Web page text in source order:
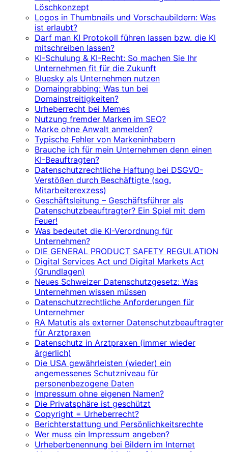
Löschkonzept
Logos in Thumbnails und Vorschaubildern: Was
ist erlaubt?
Darf man KI Protokoll führen lassen bzw. die KI
mitschreiben lassen?
KI-Schulung & KI-Recht: So machen Sie Ihr
Unternehmen fit für die Zukunft
Bluesky als Unternehmen nutzen
Domaingrabbing: Was tun bei
Domainstreitigkeiten?
Urheberrecht bei Memes
Nutzung fremder Marken im SEO?
Marke ohne Anwalt anmelden?
Typische Fehler von Markeninhabern
Brauche ich für mein Unternehmen denn einen
KI-Beauftragten?
Datenschutzrechtliche Haftung bei DSGVO-
Verstößen durch Beschäftigte (sog.
Mitarbeiterexzess)
Geschäftsleitung – Geschäftsführer als
Datenschutzbeauftragter? Ein Spiel mit dem
Feuer!
Was bedeutet die KI-Verordnung für
Unternehmen?
DIE GENERAL PRODUCT SAFETY REGULATION
Digital Services Act und Digital Markets Act
(Grundlagen)
Neues Schweizer Datenschutzgesetz: Was
Unternehmen wissen müssen
Datenschutzrechtliche Anforderungen für
Unternehmer
RA Matutis als externer Datenschutzbeauftragter
für Arztpraxen
Datenschutz in Arztpraxen (immer wieder
ärgerlich)
Die USA gewährleisten (wieder) ein
angemessenes Schutzniveau für
personenbezogene Daten
Impressum ohne eigenen Namen?
Die Privatsphäre ist geschützt
Copyright = Urheberrecht?
Berichterstattung und Persönlichkeitsrechte
Wer muss ein Impressum angeben?
Urheberbenennung bei Bildern im Internet